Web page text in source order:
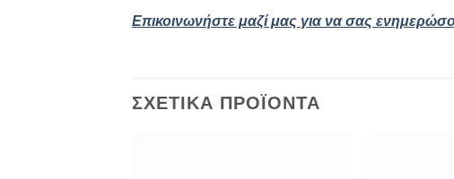
Επικοινωνήστε μαζί μας για να σας
ΣΧΕΤΙΚΆ ΠΡΟΪΌΝΤΑ